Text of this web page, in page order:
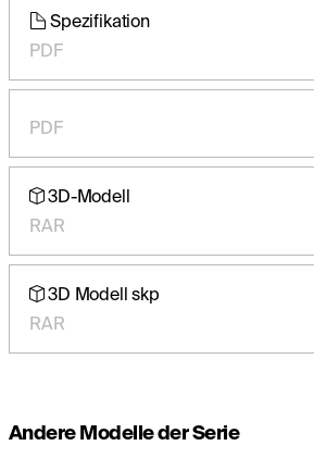
Spezifikation
PDF
PDF
3D-Modell
RAR
3D Modell skp
RAR
Andere Modelle der Serie